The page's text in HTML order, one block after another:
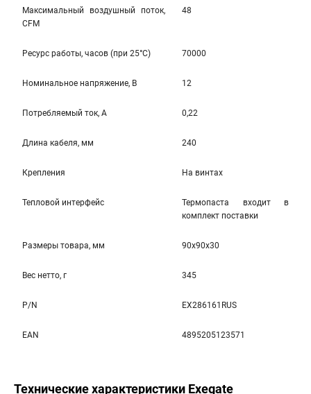
Максимальный воздушный поток,
CFM
48
Ресурс работы, часов (при 25°C) 70000
Номинальное напряжение, В 12
Потребляемый ток, А 0,22
Длина кабеля, мм 240
Крепления На винтаx
Тепловой интерфейс
Термопаста вxодит в
комплект поставки
Размеры товара, мм 90x90x30
Вес нетто, г 345
P/N EX286161RUS
EAN 4895205123571
Технические характеристики Exegate